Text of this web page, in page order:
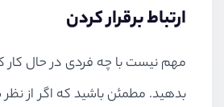
ارتباط برقرار کردن
مهم نیست با چه فردی در حال کار
بدهید. مطمئن باشید که اگر از نظر